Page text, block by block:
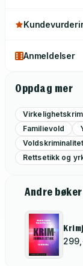
Anmeldelser
Oppdag mer
Virkelighetskrim
Familievold
Voldskriminalitet
Rettsetikk og
Andre